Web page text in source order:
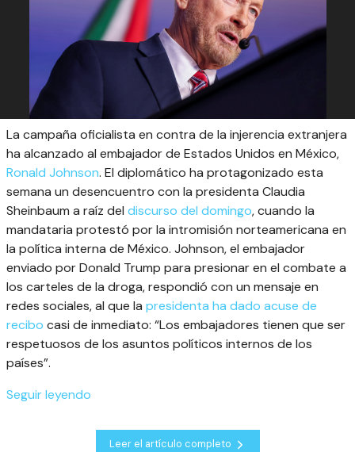
La campaña oficialista en contra de la injerencia extranjera
ha alcanzado al embajador de Estados Unidos en México,
Ronald Johnson. El diplomático ha protagonizado esta
semana un desencuentro con la presidenta Claudia
Sheinbaum a raíz del discurso del domingo, cuando la
mandataria protestó por la intromisión norteamericana en
la política interna de México. Johnson, el embajador
enviado por Donald Trump para presionar en el combate a
los carteles de la droga, respondió con un mensaje en
redes sociales, al que la presidenta ha dado acuse de
recibo casi de inmediato: “Los embajadores tienen que ser
respetuosos de los asuntos políticos internos de los
países”.
Seguir leyendo
Leer el artículo completo